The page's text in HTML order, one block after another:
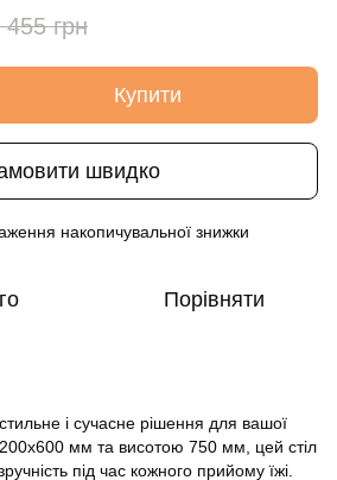
455 грн
Купити
швидко
накопичувальної знижки
Порівняти
і сучасне рішення для вашої
мм та висотою 750 мм, цей стіл
під час кожного прийому їжі.